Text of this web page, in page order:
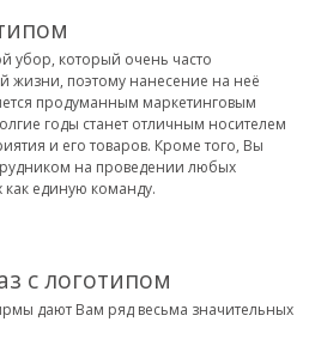
убор, который очень часто
жизни, поэтому нанесение на неё
продуманным маркетинговым
годы станет отличным носителем
и его товаров. Кроме того, Вы
на проведении любых
единую команду.
с логотипом
дают Вам ряд весьма значительных